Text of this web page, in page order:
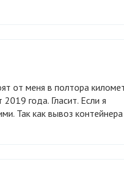
года. Гласит. Если я
Так как вывоз